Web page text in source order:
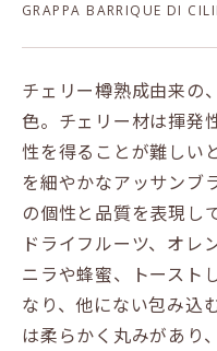
GRAPPA BARRIQUE DI
チェリー樽熟成由来の
色。チェリー材は揮発
性を得ることが難しい
を細やかなアッサンブ
の個性と品質を表現し
ドライフルーツ、オレ
ニラや蜂蜜、トースト
なり、他にない包み込
は柔らかく丸みがあり